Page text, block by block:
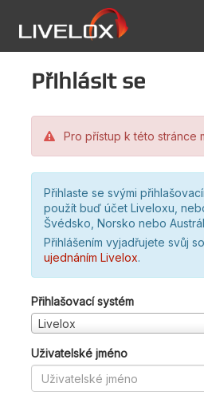
Přihlásit se
Pro přístup k této stránce
Přihlaste se svými
použít buď účet Liveloxu,
Švédsko, Norsko nebo
Přihlášením vyjadřujete svůj
ujednáním Livelox.
Přihlašovací systém
Livelox
Uživatelské jméno